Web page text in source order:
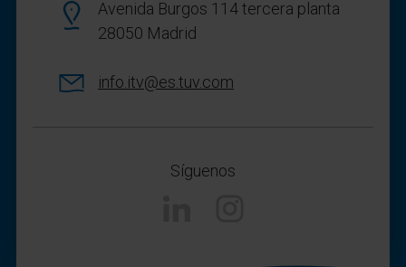
Avenida Burgos 114 tercera planta
28050 Madrid
info.itv@es.tuv.com
Síguenos